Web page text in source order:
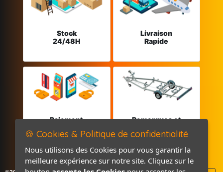
Stock
24/48H
Livraison
Rapide
Paiement
Remorques et
🍪 Cookies & Politique de confidentialité
Nous utilisons des Cookies pour vous garantir la
meilleure expérience sur notre site. Cliquez sur le